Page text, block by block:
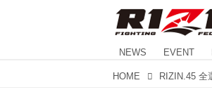
NEWS EVENT
HOME